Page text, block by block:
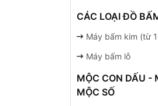
CÁC LOẠI ĐỒ
Máy bấm kim (từ
Máy bấm lỗ
MỘC CON DẤU -
MỘC SỐ